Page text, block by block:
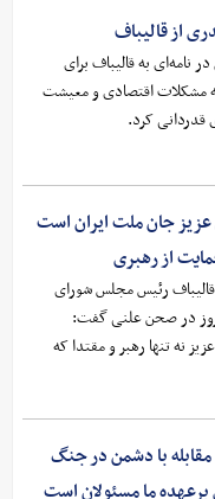
از قالیباف
نامه‌ای به قالیباف برای
مشکلات اقتصادی و معیشت
قدردانی کرد.
جان ملت ایران است
از رهبری
رئیس مجلس شورای
در صحن علنی گفت:
نه تنها رهبر و مقتدا که
مقابله با دشمن در جنگ
ما مسئولان است